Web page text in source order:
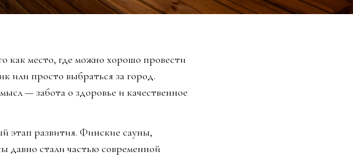
как место, где можно хорошо провести
или просто выбраться за город.
— забота о здоровье и качественное
этап развития. Финские сауны,
давно стали частью современной